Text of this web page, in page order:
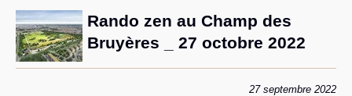
Balades culturelles
Rallyes pédestres
Rando zen au Champ des
Bruyères _ 27 octobre 2022
27 septembre 2022